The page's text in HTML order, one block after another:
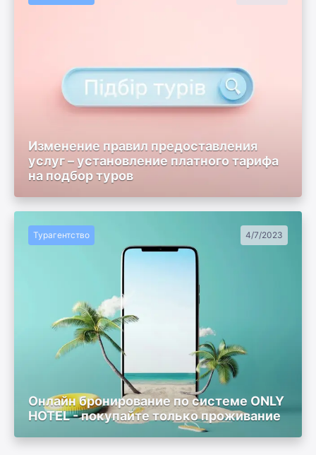
Изменение правил предоставления
услуг – установление платного тарифа
на подбор туров
Турагентство 4/7/2023
Онлайн бронирование по системе ONLY
HOTEL - покупайте только проживание